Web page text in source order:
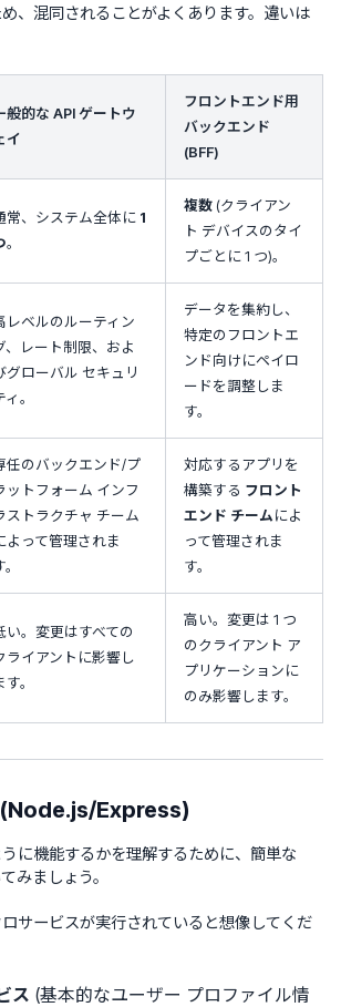
、混同されることがよくあります。違いは
般的な API ゲートウ
イ
フロントエンド用
バックエンド
(BFF)
常、システム全体に 1
。
複数 (クライアン
ト デバイスのタイ
プごとに 1 つ)。
レベルのルーティン
、レート制限、およ
グローバル セキュリ
ィ。
データを集約し、
特定のフロントエ
ンド向けにペイロ
ードを調整しま
す。
任のバックエンド/プ
ットフォーム インフ
ストラクチャ チーム
よって管理されま
。
対応するアプリを
構築する フロント
エンド チーム によ
って管理されま
す。
い。変更はすべての
ライアントに影響し
す。
高い。変更は 1 つ
のクライアント ア
プリケーションに
のみ影響します。
Express)
に機能するかを理解するために、簡単な
みましょう。
サービスが実行されていると想像してくだ
ス (基本的なユーザー プロファイル情